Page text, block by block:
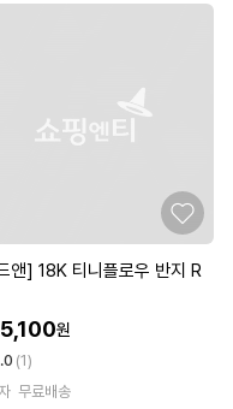
앤] 18K 티니플로우 반지 R
원
(1)
무료배송